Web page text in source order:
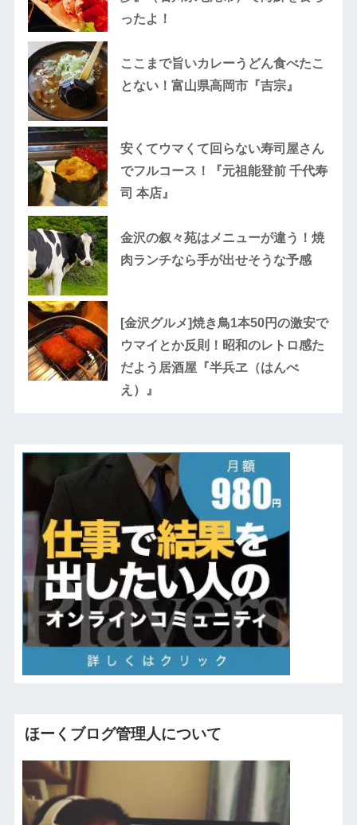
ったよ！
ここまで旨いカレーうどん食べたこ
とない！富山県高岡市『吉宗』
安くてウマくて回らない寿司屋さん
でフルコース！『元祖能登前 千代寿
司 本店』
金沢の叙々苑はメニューが違う！焼
肉ランチなら手が出せそうな予感
[金沢グルメ]焼き鳥1本50円の激安で
ウマイとか反則！昭和のレトロ感た
だよう居酒屋『半兵ヱ（はんべ
え）』
ほーくブログ管理人について